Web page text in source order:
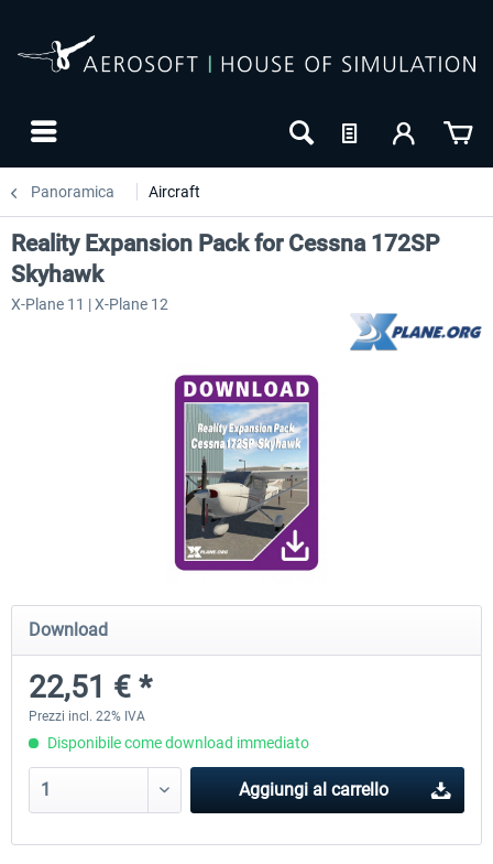
Panoramica Aircraft
Series XP
Reality Expansion Pack for Cessna 172SP
Skyhawk
X-Plane 11 | X-Plane 12
Download
22,51 € *
Prezzi incl. 22% IVA
Disponibile come download immediato
Aggiungi al carrello